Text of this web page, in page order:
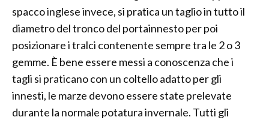
spacco inglese invece, si pratica un taglio in tutto il
diametro del tronco del portainnesto per poi
posizionare i tralci contenente sempre tra le 2 o 3
gemme. È bene essere messi a conoscenza che i
tagli si praticano con un coltello adatto per gli
innesti, le marze devono essere state prelevate
durante la normale potatura invernale. Tutti gli